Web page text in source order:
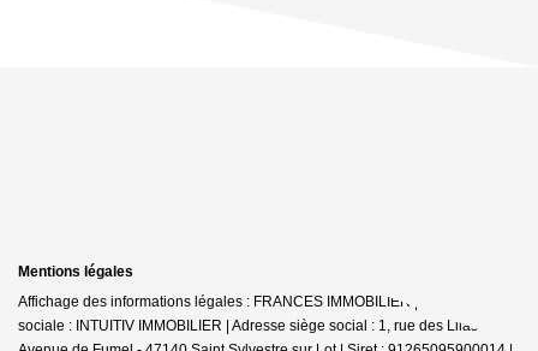
Mentions légales
Affichage des informations légales : FRANCES IMMOBILIER | Raison
sociale : INTUITIV IMMOBILIER | Adresse siège social : 1, rue des Lilas -